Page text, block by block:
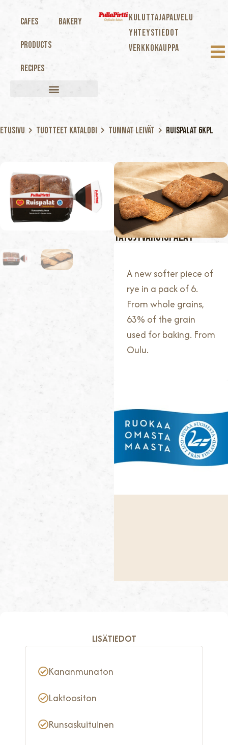
Cafes Bakery
Products
Recipes
KULUTTAJAPALVELU
YHTEYSTIEDOT
VERKKOKAUPPA
Etusivu Tuotteet katalogi Tummat Leivät Ruispalat 6kpl
Ruispalat
6kpl
EAN: 6438706814647360 G
TÄYSJYVÄRUISPALAT
A new softer piece of
rye in a pack of 6.
From whole grains,
63% of the grain
used for baking. From
Oulu.
LISÄTIEDOT
Kananmunaton
Laktoositon
Runsaskuituinen